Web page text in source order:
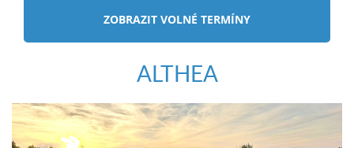
ZOBRAZIT VOLNÉ TERMÍNY
ALTHEA